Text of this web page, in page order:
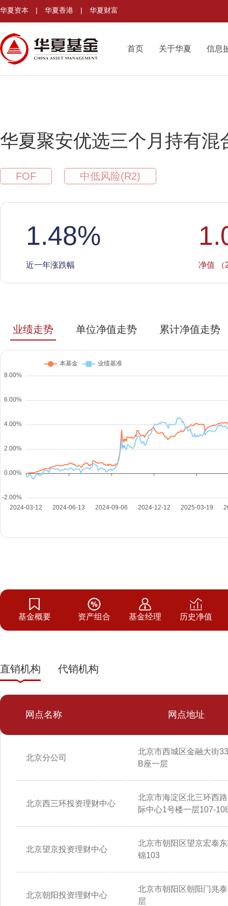
华夏资本 | 华夏香港 | 华夏财富
首页 关于华夏 信息
华夏聚安优选三个月持有混
FOF 中低风险(R2)
1.48%
近一年涨跌幅 净值 （
业绩走势 单位净值走势 累计净值走势
基金概要 资产组合 基金经理 历史净值
直销机构 代销机构
网点名称 网点地址
北京分公司
北京市西城区金融大街
B座一层
北京西三环投资理财中心
北京市海淀区北三环西
际中心1号楼一层107-
北京望京投资理财中心
北京市朝阳区望京宏泰
锦103
北京朝阳投资理财中心
北京市朝阳区朝阳门兆
层